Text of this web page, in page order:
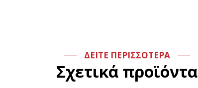
ΔΕΙΤΕ ΠΕΡΙΣΣΟΤΕΡΑ
Σχετικά προϊόντα